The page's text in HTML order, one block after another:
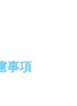
事項